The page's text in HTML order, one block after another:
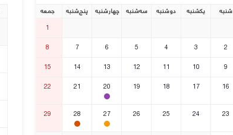
شنبه یکشنبه دوشنبه سه‌شنبه چهارشنبه پنج‌شنبه
جمعه
1
2
3
4
5
6
7
8
9
10
11
12
13
14
15
16
17
18
19
20
21
22
23
24
25
26
27
28
29